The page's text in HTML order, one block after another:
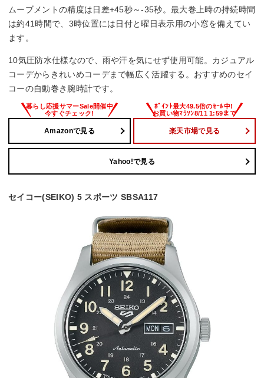
ムーブメントの精度は日差+45秒～-35秒。最大巻上時の持続時間
は約41時間で、3時位置には日付と曜日表示用の小窓を備えてい
ます。
10気圧防水仕様なので、雨や汗を気にせず使用可能。カジュアル
コーデからきれいめコーデまで幅広く活躍する。おすすめのセイ
コーの自動巻き腕時計です。
Amazonで見る 楽天市場で見る
Yahoo!で見る
セイコー(SEIKO) 5 スポーツ SBSA117